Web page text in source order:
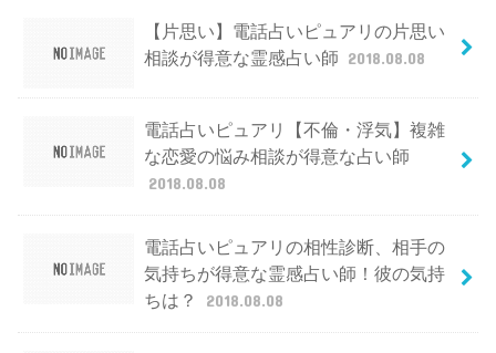
【片思い】電話占いピュアリの片思い
相談が得意な霊感占い師 2018.08.08
電話占いピュアリ【不倫・浮気】複雑
な恋愛の悩み相談が得意な占い師
2018.08.08
電話占いピュアリの相性診断、相手の
気持ちが得意な霊感占い師！彼の気持
ちは？
2018.08.08